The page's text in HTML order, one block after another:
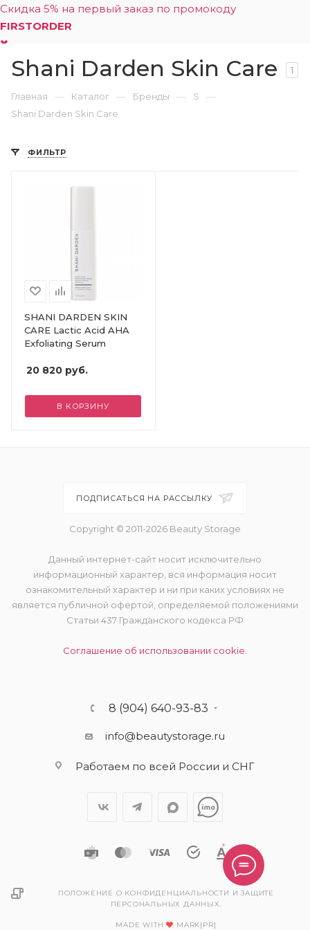
Скидка 5% на первый заказ по промокоду
FIRSTORDER
0
Shani Darden Skin Care 1
Главная — Каталог — Бренды — S —
Shani Darden Skin Care
ФИЛЬТР
SHANI DARDEN SKIN
CARE Lactic Acid AHA
Exfoliating Serum
20 820 руб.
В КОРЗИНУ
ПОДПИСАТЬСЯ НА РАССЫЛКУ
Copyright © 2011-2026 Beauty Storage
Данный интернет-сайт носит исключительно
информационный характер, вся информация носит
ознакомительный характер и ни при каких условиях не
является публичной офертой, определяемой положениями
Статьи 437 Гражданского кодекса РФ
Соглашение об использовании cookie.
8 (904) 640-93-83
info@beautystorage.ru
Работаем по всей России и СНГ
ПОЛОЖЕНИЕ О КОНФИДЕНЦИАЛЬНОСТИ И ЗАЩИТЕ
ПЕРСОНАЛЬНЫХ ДАННЫХ.
MADE WITH MARK[PR]